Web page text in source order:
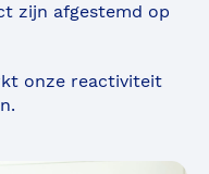
zijn afgestemd op
onze reactiviteit